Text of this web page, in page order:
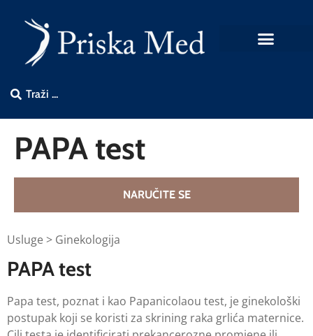
PAPA test
NARUČITE SE
Usluge > Ginekologija
PAPA test
Papa test, poznat i kao Papanicolaou test, je ginekološki
postupak koji se koristi za skrining raka grlića maternice.